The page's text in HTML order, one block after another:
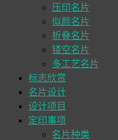
压印名片
似颜名片
折叠名片
镂空名片
多工艺名片
标志欣赏
名片设计
设计项目
定印事项
名片种类